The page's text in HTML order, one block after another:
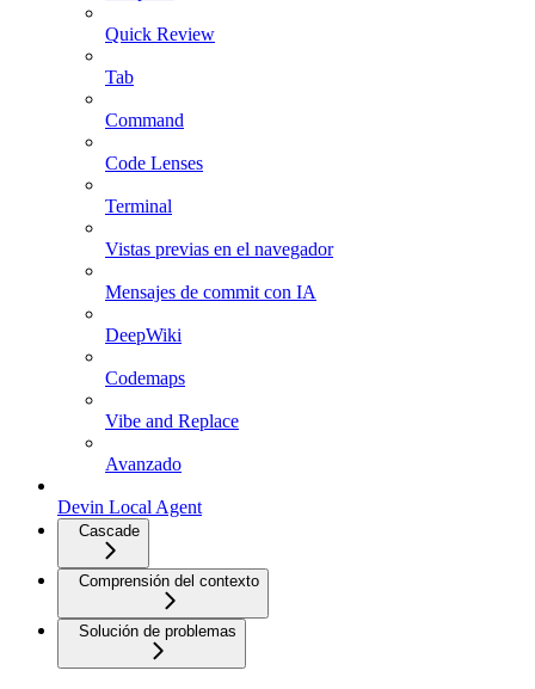
Quick Review
Tab
Command
Code Lenses
Terminal
Vistas previas en el navegador
Mensajes de commit con IA
DeepWiki
Codemaps
Vibe and Replace
Avanzado
Devin Local Agent
Cascade
Comprensión del contexto
Solución de problemas